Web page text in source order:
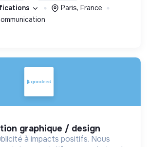
Paris, France
graphique / design
à impacts positifs. Nous